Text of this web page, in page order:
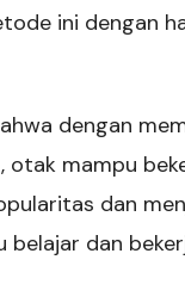
ini dengan
dengan
mampu
dan
belajar dan